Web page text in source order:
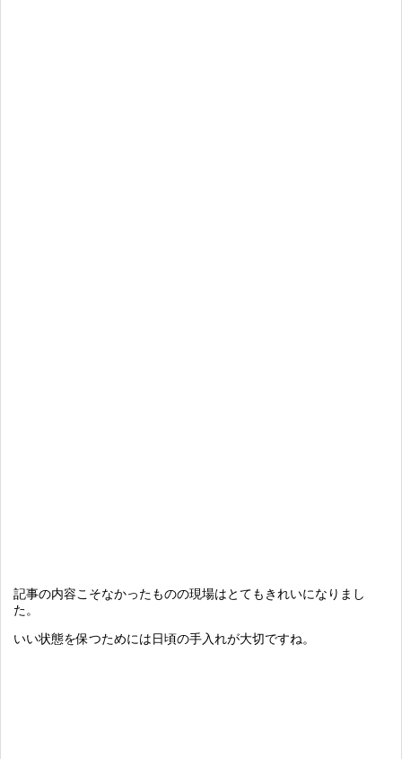
記事の内容こそなかったものの現場はとてもきれいになりまし
た。
いい状態を保つためには日頃の手入れが大切ですね。